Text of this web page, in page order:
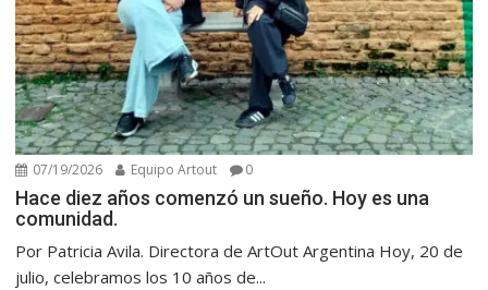
07/19/2026 Equipo Artout 0
Hace diez años comenzó un sueño. Hoy es una
comunidad.
Por Patricia Avila. Directora de ArtOut Argentina Hoy, 20 de
julio, celebramos los 10 años de...